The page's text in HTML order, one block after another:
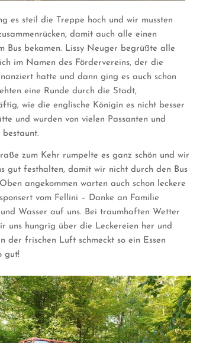
es steil die Treppe hoch und wir mussten
damit auch alle einen
Bus bekamen. Lissy Neuger begrüßte alle
im Namen des Fördervereins, der die
hatte und dann ging es auch schon
eine Runde durch die Stadt,
wie die englische Königin es nicht besser
und wurden von vielen Passanten und
zum Kehr rumpelte es ganz schön und wir
gut festhalten, damit wir nicht durch den Bus
angekommen warten auch schon leckere
vom Fellini – Danke an Familie
Wasser auf uns. Bei traumhaften Wetter
uns hungrig über die Leckereien her und
der frischen Luft schmeckt so ein Essen
gut!